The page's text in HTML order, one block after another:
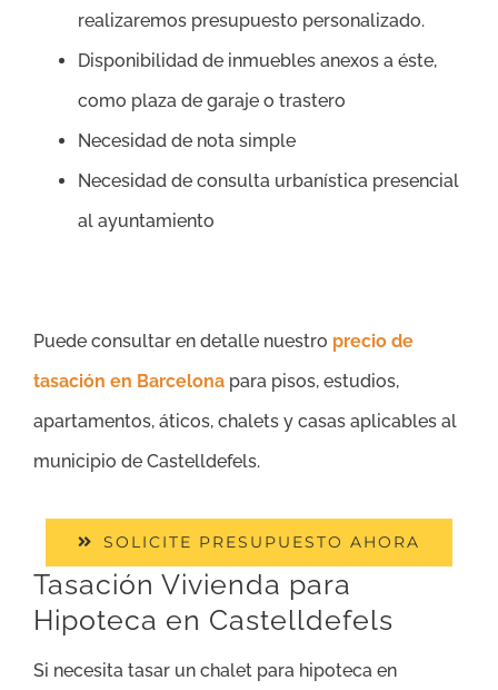
realizaremos presupuesto personalizado.
Disponibilidad de inmuebles anexos a éste,
como plaza de garaje o trastero
Necesidad de nota simple
Necesidad de consulta urbanística presencial
al ayuntamiento
Puede consultar en detalle nuestro precio de
tasación en Barcelona para pisos, estudios,
apartamentos, áticos, chalets y casas aplicables al
municipio de Castelldefels.
SOLICITE PRESUPUESTO AHORA
Tasación Vivienda para
Hipoteca en Castelldefels
Si necesita tasar un chalet para hipoteca en